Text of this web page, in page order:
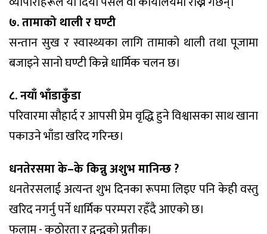
७. तामाको थाली र घण्टी
सन्तान सुख र स्वास्थ्यका लागि तामाको थाली तथा पूजामा
बजाइने सानो घण्टी किन्ने धार्मिक चलन छ।
८. नयाँ भाँडाकुँडा
परिवारमा सौहार्द र आपसी प्रेम वृद्धि हुने विश्वासका साथ खाना
पकाउने भाँडा खरिद गरिन्छ।
धनतेरसमा के–के किन्नु अशुभ मानिन्छ ?
धनतेरसलाई अत्यन्त शुभ दिनका रूपमा लिइए पनि केही वस्तु
खरिद नगर्नु पर्ने धार्मिक परम्परा रहँदै आएको छ।
फलाम - कठोरता र द्वन्द्वको प्रतीक।